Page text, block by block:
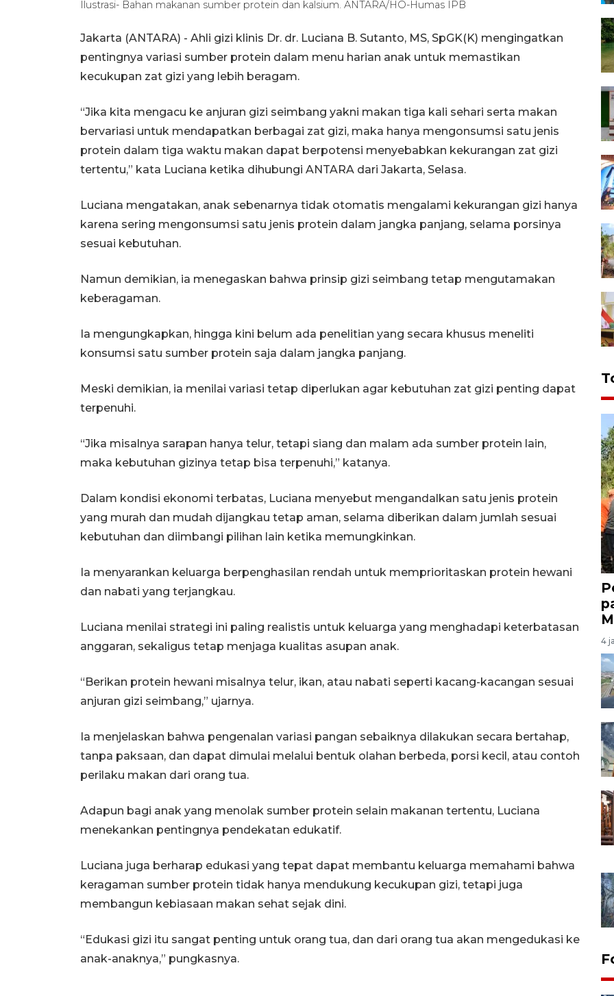
Ilustrasi- Bahan makanan sumber protein dan kalsium. ANTARA/HO-Humas IPB
Jakarta (ANTARA) - Ahli gizi klinis Dr. dr. Luciana B. Sutanto, MS, SpGK(K) mengingatkan
pentingnya variasi sumber protein dalam menu harian anak untuk memastikan
kecukupan zat gizi yang lebih beragam.
“Jika kita mengacu ke anjuran gizi seimbang yakni makan tiga kali sehari serta makan
bervariasi untuk mendapatkan berbagai zat gizi, maka hanya mengonsumsi satu jenis
protein dalam tiga waktu makan dapat berpotensi menyebabkan kekurangan zat gizi
tertentu,” kata Luciana ketika dihubungi ANTARA dari Jakarta, Selasa.
Luciana mengatakan, anak sebenarnya tidak otomatis mengalami kekurangan gizi hanya
karena sering mengonsumsi satu jenis protein dalam jangka panjang, selama porsinya
sesuai kebutuhan.
Namun demikian, ia menegaskan bahwa prinsip gizi seimbang tetap mengutamakan
keberagaman.
Ia mengungkapkan, hingga kini belum ada penelitian yang secara khusus meneliti
konsumsi satu sumber protein saja dalam jangka panjang.
Meski demikian, ia menilai variasi tetap diperlukan agar kebutuhan zat gizi penting dapat
terpenuhi.
“Jika misalnya sarapan hanya telur, tetapi siang dan malam ada sumber protein lain,
maka kebutuhan gizinya tetap bisa terpenuhi,” katanya.
Dalam kondisi ekonomi terbatas, Luciana menyebut mengandalkan satu jenis protein
yang murah dan mudah dijangkau tetap aman, selama diberikan dalam jumlah sesuai
kebutuhan dan diimbangi pilihan lain ketika memungkinkan.
Ia menyarankan keluarga berpenghasilan rendah untuk memprioritaskan protein hewani
dan nabati yang terjangkau.
Luciana menilai strategi ini paling realistis untuk keluarga yang menghadapi keterbatasan
anggaran, sekaligus tetap menjaga kualitas asupan anak.
“Berikan protein hewani misalnya telur, ikan, atau nabati seperti kacang-kacangan sesuai
anjuran gizi seimbang,” ujarnya.
Ia menjelaskan bahwa pengenalan variasi pangan sebaiknya dilakukan secara bertahap,
tanpa paksaan, dan dapat dimulai melalui bentuk olahan berbeda, porsi kecil, atau contoh
perilaku makan dari orang tua.
Adapun bagi anak yang menolak sumber protein selain makanan tertentu, Luciana
menekankan pentingnya pendekatan edukatif.
Luciana juga berharap edukasi yang tepat dapat membantu keluarga memahami bahwa
keragaman sumber protein tidak hanya mendukung kecukupan gizi, tetapi juga
membangun kebiasaan makan sehat sejak dini.
“Edukasi gizi itu sangat penting untuk orang tua, dan dari orang tua akan mengedukasi ke
anak-anaknya,” pungkasnya.
4